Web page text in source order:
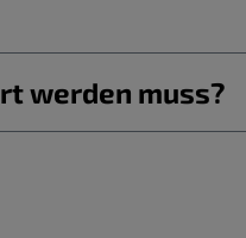
werden muss?